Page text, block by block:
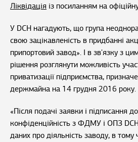
Ліквідація із посиланням на
У DCH нагадують, що група
свою зацікавленість в придбанні
припортовий завод». І в зв'язку з
рішення розглянути можливість
приватизації підприємства,
держмайна на 14 грудня 2016 року.
«Після подачі заявки і підписання
конфіденційність з ФДМУ і ОПЗ
даних про діяльність заводу, в тому